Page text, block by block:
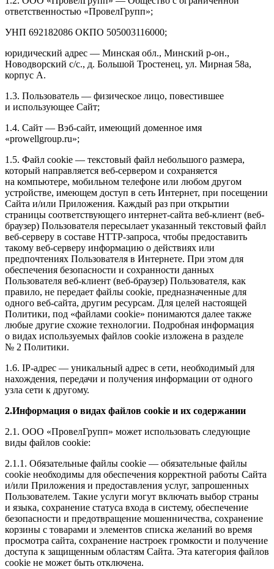
ответственностью «ПровелГрупп»;
УНП 692182086 ОКПО 505003116000;
юридический адрес — Минская обл., Минский р-он.,
Новодворский с/с., д. Большой Тростенец, ул. Мирная 58а,
корпус А.
1.3. Пользователь — физическое лицо, повестившее
и использующее Сайт;
1.4. Сайт — Вэб-сайт, имеющий доменное имя
«prowellgroup.ru»;
1.5. Файл сookie — текстовый файл небольшого размера,
который направляется веб-сервером и сохраняется
на компьютере, мобильном телефоне или любом другом
устройстве, имеющем доступ в сеть Интернет, при посещении
Сайта и/или Приложения. Каждый раз при открытии
страницы соответствующего интернет-сайта веб-клиент (веб-
браузер) Пользователя пересылает указанный текстовый файл
веб-серверу в составе HTTP-запроса, чтобы предоставить
такому веб-серверу информацию о действиях или
предпочтениях Пользователя в Интернете. При этом для
обеспечения безопасности и сохранности данных
Пользователя веб-клиент (веб-браузер) Пользователя, как
правило, не передает файлы cookie, предназначенные для
одного веб-сайта, другим ресурсам. Для целей настоящей
Политики, под «файлами cookie» понимаются далее также
любые другие схожие технологии. Подробная информация
о видах используемых файлов cookie изложена в разделе
№ 2 Политики.
1.6. IP-адрес — уникальный адрес в сети, необходимый для
нахождения, передачи и получения информации от одного
узла сети к другому.
2.Информация о видах файлов cookie и их содержании
2.1. ООО «ПровелГрупп» может использовать следующие
виды файлов cookie:
2.1.1. Обязательные файлы cookie — обязательные файлы
cookie необходимы для обеспечения корректной работы Сайта
и/или Приложения и предоставления услуг, запрошенных
Пользователем. Такие услуги могут включать выбор страны
и языка, сохранение статуса входа в систему, обеспечение
безопасности и предотвращение мошенничества, сохранение
корзины с товарами и элементов списка желаний во время
просмотра сайта, сохранение настроек громкости и получение
доступа к защищенным областям Сайта. Эта категория файлов
cookie не может быть отключена.